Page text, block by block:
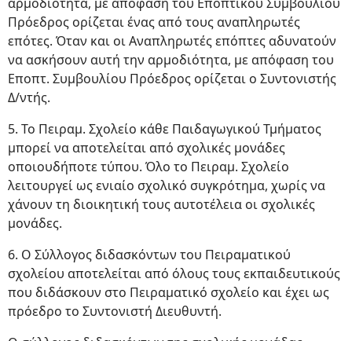
Πρόεδρος ορίζεται ένας από τους ανα­πληρωτές
επότες. Όταν και οι Αναπληρωτές επόπτες αδυνατούν
να ασκήσουν αυτή την αρμοδιότητα, με απόφαση του
Εποπτ. Συμβουλίου Πρόεδρος ορίζεται ο Συντονιστής
Δ/ντής.
5. Το Πειραμ. Σχολείο κάθε Παιδαγωγικού Τμήματος
μπορεί να αποτελείται από σχολικές μονάδες
οποιουδήποτε τύπου. Όλο το Πειραμ. Σχολείο
λειτουργεί ως ενιαίο σχολικό συγκρότημα, χωρίς να
χάνουν τη διοικητική τους αυτοτέλεια οι σχολικές
μονάδες.
6. Ο Σύλλογος διδασκόντων του Πειραματικού
σχολείου αποτελείται από όλους τους εκπαιδευτικούς
που διδάσκουν στο Πειραματικό σχολείο και έχει ως
πρόεδρο το Συντονιστή Διευθυντή.